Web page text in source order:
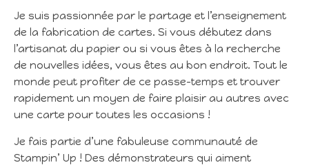
Je suis passionnée par le partage et l’enseignement
de la fabrication de cartes. Si vous débutez dans
l’artisanat du papier ou si vous êtes à la recherche
de nouvelles idées, vous êtes au bon endroit. Tout le
monde peut profiter de ce passe-temps et trouver
rapidement un moyen de faire plaisir au autres avec
une carte pour toutes les occasions !
Je fais partie d’une fabuleuse communauté de
Stampin’ Up ! Des démonstrateurs qui aiment